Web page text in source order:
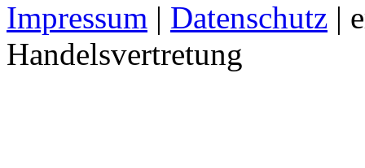
Impressum | Datenschutz |
Handelsvertretung